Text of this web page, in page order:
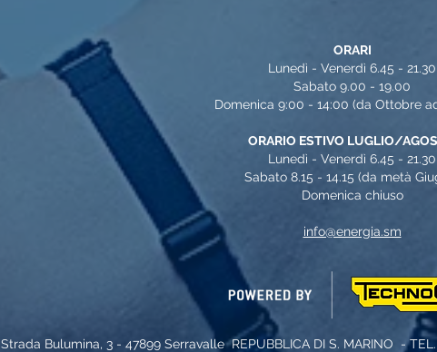
ORARI
Lunedì - Venerdì 6.45 - 21.30
Sabato 9.00 - 19.00
Domenica 9:00 - 14:00 (da Ottobre
ORARIO ESTIVO LUGLIO/
Lunedì - Venerdì 6.45 - 21.30
Sabato 8.15 - 14.15 (da metà
Domenica chiuso
info@energia.sm
Strada Bulumina, 3 - 47899 SerravalleREPUBBLICA DI S. MARINO -